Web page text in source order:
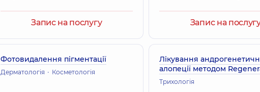
Запис на послугу Запис на
Фотовидалення пігментації
Дерматологія Косметологія
Лікування
алопеції методом
Трихологія